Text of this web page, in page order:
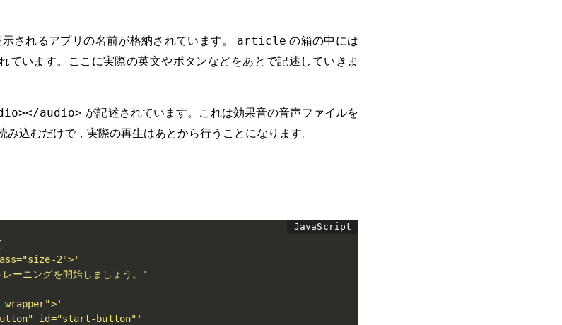
されるアプリの名前が格納されています。 article の箱の中には
ています。ここに実際の英文やボタンなどをあとで記述していきま
audio> が記述されています。これは効果音の音声ファイルを
込むだけで，実際の再生はあとから行うことになります。
2">'
ーニングを開始しましょう。'
id="start-button"'